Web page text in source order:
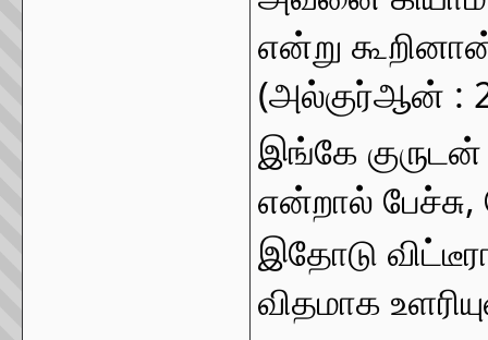
என்று
(அல்குர்ஆன் :
இங்கே குருடன்
என்றால் பேச்சு,
இதோடு
விதமாக